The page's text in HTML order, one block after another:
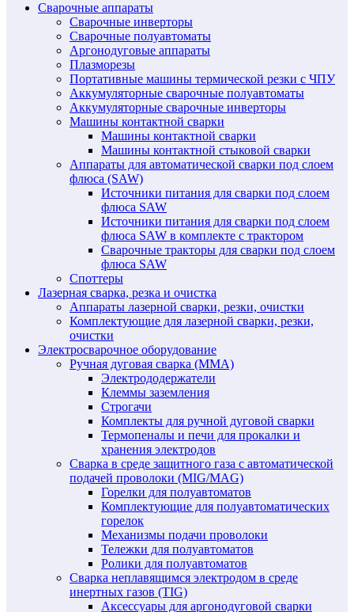
Сварочные аппараты
Сварочные инверторы
Сварочные полуавтоматы
Аргонодуговые аппараты
Плазморезы
Портативные машины термической резки с ЧПУ
Аккумуляторные сварочные полуавтоматы
Аккумуляторные сварочные инверторы
Машины контактной сварки
Машины контактной сварки
Машины контактной стыковой сварки
Аппараты для автоматической сварки под слоем
флюса (SAW)
Источники питания для сварки под слоем
флюса SAW
Источники питания для сварки под слоем
флюса SAW в комплекте с трактором
Сварочные тракторы для сварки под слоем
флюса SAW
Споттеры
Лазерная сварка, резка и очистка
Аппараты лазерной сварки, резки, очистки
Комплектующие для лазерной сварки, резки,
очистки
Электросварочное оборудование
Ручная дуговая сварка (MMA)
Электрододержатели
Клеммы заземления
Строгачи
Комплекты для ручной дуговой сварки
Термопеналы и печи для прокалки и
хранения электродов
Сварка в среде защитного газа с автоматической
подачей проволоки (MIG/MAG)
Горелки для полуавтоматов
Комплектующие для полуавтоматических
горелок
Механизмы подачи проволоки
Тележки для полуавтоматов
Ролики для полуавтоматов
Сварка неплавящимся электродом в среде
инертных газов (TIG)
Аксессуары для аргонодуговой сварки